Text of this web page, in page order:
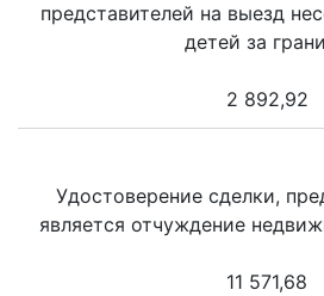
представителей на выезд
детей за
2 892,92
Удостоверение сделки,
является отчуждение
11 571,68